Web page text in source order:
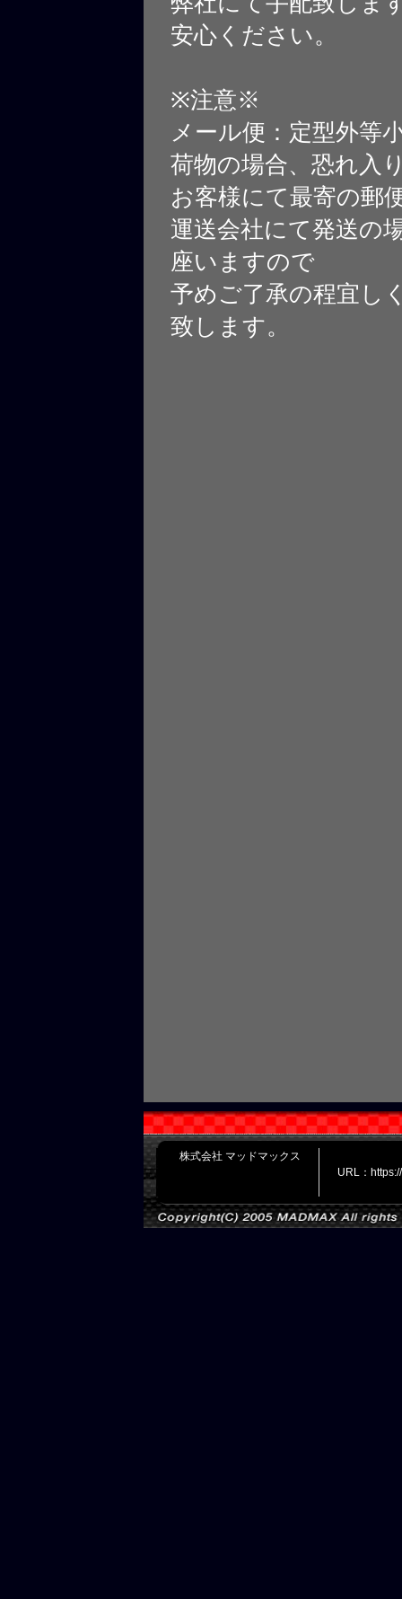
安心ください。
※注意※
メール便：定型外等
荷物の場合、恐れ入
お客様にて最寄の郵
運送会社にて発送の
座いますので
予めご了承の程宜し
致します。
株式会社 マッドマックス
URL：